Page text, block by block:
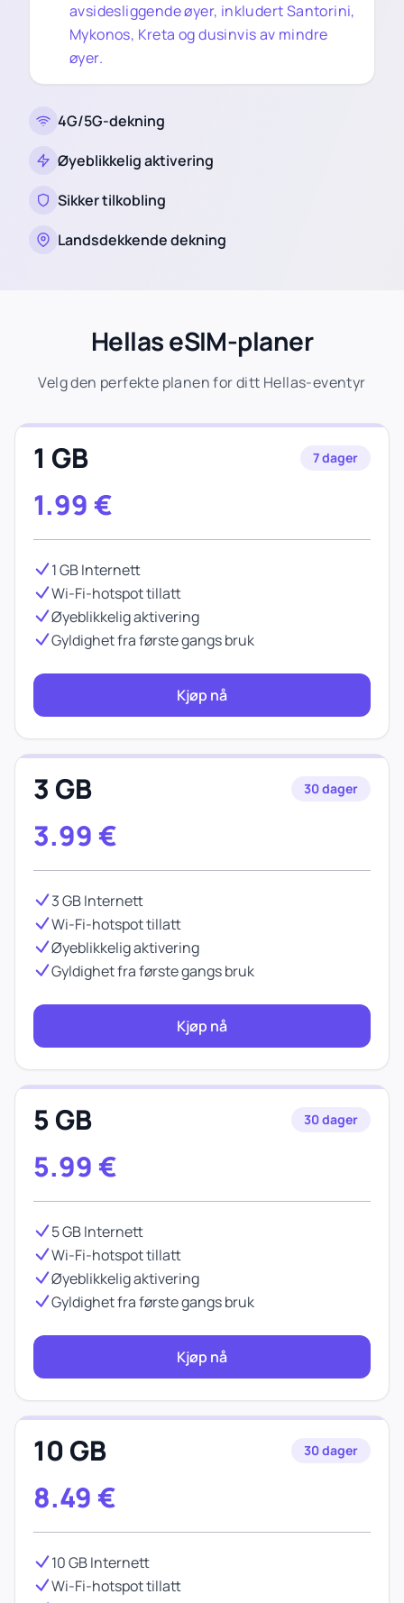
avsidesliggende øyer, inkludert Santorini,
Mykonos, Kreta og dusinvis av mindre
øyer.
4G/5G-dekning
Øyeblikkelig aktivering
Sikker tilkobling
Landsdekkende dekning
Hellas eSIM-planer
Velg den perfekte planen for ditt Hellas-eventyr
1 GB 7 dager
1.99 €
1 GB Internett
Wi-Fi-hotspot tillatt
Øyeblikkelig aktivering
Gyldighet fra første gangs bruk
Kjøp nå
3 GB 30 dager
3.99 €
3 GB Internett
Wi-Fi-hotspot tillatt
Øyeblikkelig aktivering
Gyldighet fra første gangs bruk
Kjøp nå
5 GB 30 dager
5.99 €
5 GB Internett
Wi-Fi-hotspot tillatt
Øyeblikkelig aktivering
Gyldighet fra første gangs bruk
Kjøp nå
10 GB 30 dager
8.49 €
10 GB Internett
Wi-Fi-hotspot tillatt